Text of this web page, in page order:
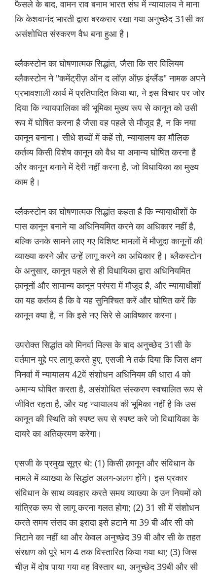
फैसले के बाद, वामन राव बनाम भारत संघ में न्यायालय ने माना
कि केशवानंद भारती द्वारा बरकरार रखा गया अनुच्छेद 31सी का
असंशोधित संस्करण वैध बना हुआ है।
ब्लैकस्टोन का घोषणात्मक सिद्धांत, जैसा कि सर विलियम
ब्लैकस्टोन ने "कमेंट्रीज़ ऑन द लॉज़ ऑफ़ इंग्लैंड" नामक अपने
प्रभावशाली कार्य में प्रतिपादित किया था, ने इस विचार पर जोर
दिया कि न्यायपालिका की भूमिका मुख्य रूप से कानून को उसी
रूप में घोषित करना है जैसा वह पहले से मौजूद है, न कि नया
कानून बनाना। सीधे शब्दों में कहें तो, न्यायालय का मौलिक
कर्तव्य किसी विशेष कानून को वैध या अमान्य घोषित करना है
और कानून बनाने में देरी नहीं करना है, जो विधायिका का मुख्य
काम है।
ब्लैकस्टोन का घोषणात्मक सिद्धांत कहता है कि न्यायाधीशों के
पास कानून बनाने या अधिनियमित करने का अधिकार नहीं है,
बल्कि उनके सामने लाए गए विशिष्ट मामलों में मौजूदा कानूनों की
व्याख्या करने और उन्हें लागू करने का अधिकार है। ब्लैकस्टोन
के अनुसार, कानून पहले से ही विधायिका द्वारा अधिनियमित
क़ानूनों और सामान्य कानून परंपरा में मौजूद है, और न्यायाधीशों
का यह कर्तव्य है कि वे यह सुनिश्चित करें और घोषित करें कि
कानून क्या है, न कि इसे नए सिरे से आविष्कार करना।
उपरोक्त सिद्धांत को मिनर्वा मिल्स के बाद अनुच्छेद 31सी के
वर्तमान मुद्दे पर लागू करते हुए, एसजी ने तर्क दिया कि जिस क्षण
मिनर्वा में न्यायालय 42वें संशोधन अधिनियम की धारा 4 को
अमान्य घोषित करता है, असंशोधित संस्करण स्वचालित रूप से
जीवित रहता है, और यह न्यायालय की भूमिका नहीं है कि उस
कानून की स्थिति को स्पष्ट रूप से स्पष्ट करे जो विधायिका के
दायरे का अतिक्रमण करेगा।
एसजी के प्रमुख सूत्र थे: (1) किसी क़ानून और संविधान के
मामले में व्याख्या के सिद्धांत अलग-अलग होंगे। इस प्रकार
संविधान के साथ व्यवहार करते समय व्याख्या के उन नियमों को
यांत्रिक रूप से लागू करना गलत होगा; (2) 31 सी में संशोधन
करते समय संसद का इरादा इसे हटाने या 39 बी और सी को
मिटाने का नहीं था और केवल अनुच्छेद 39 बी और सी के तहत
संरक्षण को पूरे भाग 4 तक विस्तारित किया गया था; (3) जिस
चीज़ में दोष पाया गया वह विस्तार था, अनुच्छेद 39बी और सी